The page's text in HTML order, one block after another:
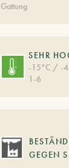
Gattung
SEHR
-15°C / -
1-6
GEGEN